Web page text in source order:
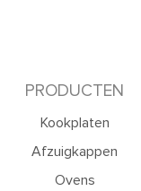
PRODUCTEN
Kookplaten
Afzuigkappen
Ovens